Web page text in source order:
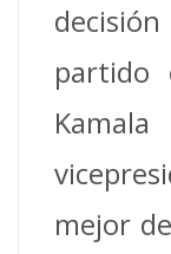
partido
mejor